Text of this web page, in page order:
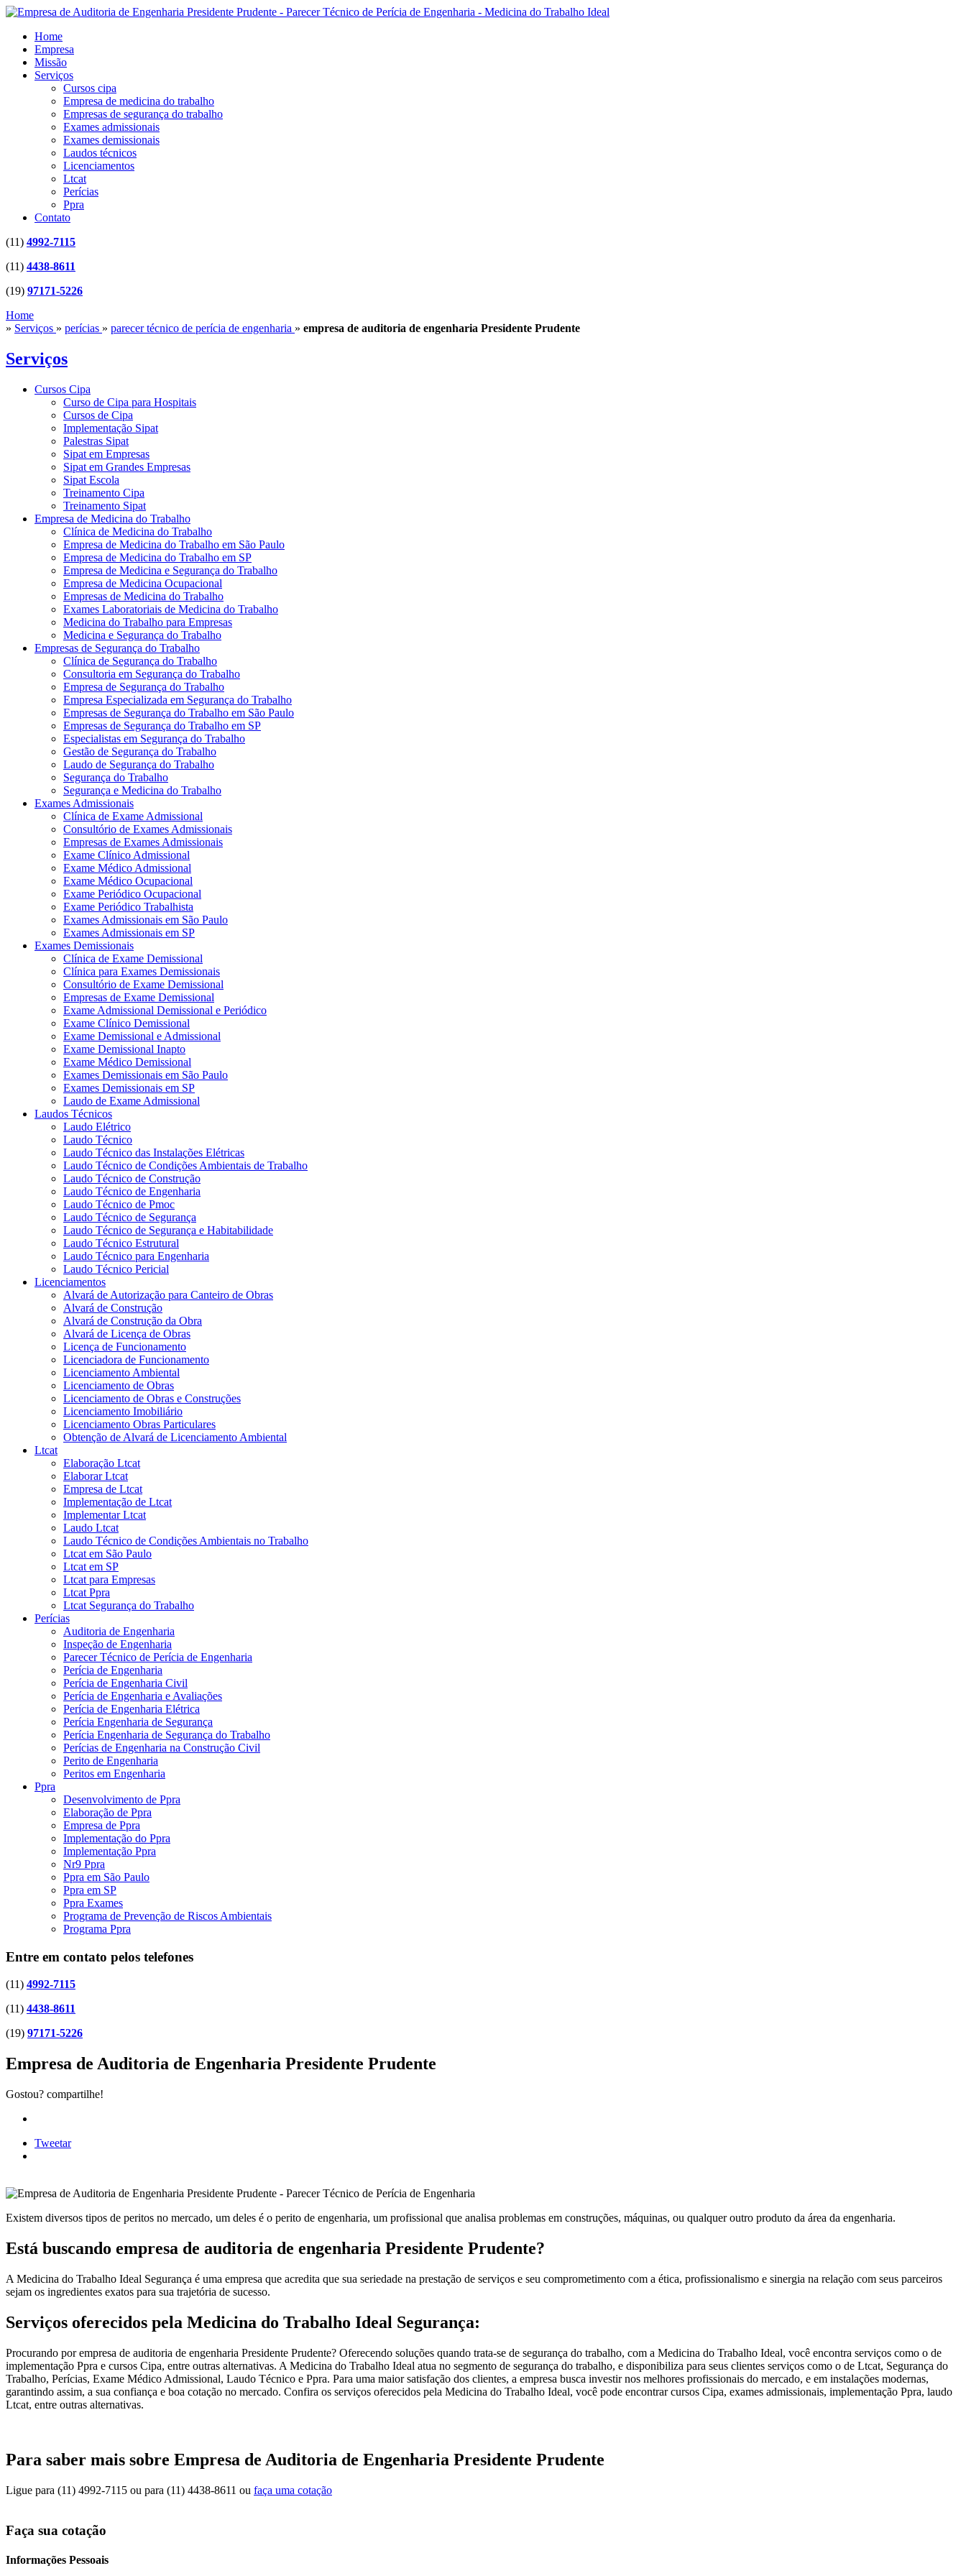
Home
Empresa
Missão
Serviços
Cursos cipa
Empresa de medicina do trabalho
Empresas de segurança do trabalho
Exames admissionais
Exames demissionais
Laudos técnicos
Licenciamentos
Ltcat
Perícias
Ppra
Contato
(11) 4992-7115
(11) 4438-8611
(19) 97171-5226
Home
» Serviços » perícias » parecer técnico de perícia de engenharia » empresa de auditoria de engenharia Presidente Prudente
Serviços
Cursos Cipa
Curso de Cipa para Hospitais
Cursos de Cipa
Implementação Sipat
Palestras Sipat
Sipat em Empresas
Sipat em Grandes Empresas
Sipat Escola
Treinamento Cipa
Treinamento Sipat
Empresa de Medicina do Trabalho
Clínica de Medicina do Trabalho
Empresa de Medicina do Trabalho em São Paulo
Empresa de Medicina do Trabalho em SP
Empresa de Medicina e Segurança do Trabalho
Empresa de Medicina Ocupacional
Empresas de Medicina do Trabalho
Exames Laboratoriais de Medicina do Trabalho
Medicina do Trabalho para Empresas
Medicina e Segurança do Trabalho
Empresas de Segurança do Trabalho
Clínica de Segurança do Trabalho
Consultoria em Segurança do Trabalho
Empresa de Segurança do Trabalho
Empresa Especializada em Segurança do Trabalho
Empresas de Segurança do Trabalho em São Paulo
Empresas de Segurança do Trabalho em SP
Especialistas em Segurança do Trabalho
Gestão de Segurança do Trabalho
Laudo de Segurança do Trabalho
Segurança do Trabalho
Segurança e Medicina do Trabalho
Exames Admissionais
Clínica de Exame Admissional
Consultório de Exames Admissionais
Empresas de Exames Admissionais
Exame Clínico Admissional
Exame Médico Admissional
Exame Médico Ocupacional
Exame Periódico Ocupacional
Exame Periódico Trabalhista
Exames Admissionais em São Paulo
Exames Admissionais em SP
Exames Demissionais
Clínica de Exame Demissional
Clínica para Exames Demissionais
Consultório de Exame Demissional
Empresas de Exame Demissional
Exame Admissional Demissional e Periódico
Exame Clínico Demissional
Exame Demissional e Admissional
Exame Demissional Inapto
Exame Médico Demissional
Exames Demissionais em São Paulo
Exames Demissionais em SP
Laudo de Exame Admissional
Laudos Técnicos
Laudo Elétrico
Laudo Técnico
Laudo Técnico das Instalações Elétricas
Laudo Técnico de Condições Ambientais de Trabalho
Laudo Técnico de Construção
Laudo Técnico de Engenharia
Laudo Técnico de Pmoc
Laudo Técnico de Segurança
Laudo Técnico de Segurança e Habitabilidade
Laudo Técnico Estrutural
Laudo Técnico para Engenharia
Laudo Técnico Pericial
Licenciamentos
Alvará de Autorização para Canteiro de Obras
Alvará de Construção
Alvará de Construção da Obra
Alvará de Licença de Obras
Licença de Funcionamento
Licenciadora de Funcionamento
Licenciamento Ambiental
Licenciamento de Obras
Licenciamento de Obras e Construções
Licenciamento Imobiliário
Licenciamento Obras Particulares
Obtenção de Alvará de Licenciamento Ambiental
Ltcat
Elaboração Ltcat
Elaborar Ltcat
Empresa de Ltcat
Implementação de Ltcat
Implementar Ltcat
Laudo Ltcat
Laudo Técnico de Condições Ambientais no Trabalho
Ltcat em São Paulo
Ltcat em SP
Ltcat para Empresas
Ltcat Ppra
Ltcat Segurança do Trabalho
Perícias
Auditoria de Engenharia
Inspeção de Engenharia
Parecer Técnico de Perícia de Engenharia
Perícia de Engenharia
Perícia de Engenharia Civil
Perícia de Engenharia e Avaliações
Perícia de Engenharia Elétrica
Perícia Engenharia de Segurança
Perícia Engenharia de Segurança do Trabalho
Perícias de Engenharia na Construção Civil
Perito de Engenharia
Peritos em Engenharia
Ppra
Desenvolvimento de Ppra
Elaboração de Ppra
Empresa de Ppra
Implementação do Ppra
Implementação Ppra
Nr9 Ppra
Ppra em São Paulo
Ppra em SP
Ppra Exames
Programa de Prevenção de Riscos Ambientais
Programa Ppra
Entre em contato pelos telefones
(11) 4992-7115
(11) 4438-8611
(19) 97171-5226
Empresa de Auditoria de Engenharia Presidente Prudente
Gostou? compartilhe!
Tweetar
Existem diversos tipos de peritos no mercado, um deles é o perito de engenharia, um profissional que analisa problemas em construções, máquinas, ou qualquer outro produto da área da engenharia.
Está buscando empresa de auditoria de engenharia Presidente Prudente?
A Medicina do Trabalho Ideal Segurança é uma empresa que acredita que sua seriedade na prestação de serviços e seu comprometimento com a ética, profissionalismo e sinergia na relação com seus parceiros
sejam os ingredientes exatos para sua trajetória de sucesso.
Serviços oferecidos pela Medicina do Trabalho Ideal Segurança:
Procurando por empresa de auditoria de engenharia Presidente Prudente? Oferecendo soluções quando trata-se de segurança do trabalho, com a Medicina do Trabalho Ideal, você encontra serviços como o de
implementação Ppra e cursos Cipa, entre outras alternativas. A Medicina do Trabalho Ideal atua no segmento de segurança do trabalho, e disponibiliza para seus clientes serviços como o de Ltcat, Segurança do
Trabalho, Perícias, Exame Médico Admissional, Laudo Técnico e Ppra. Para uma maior satisfação dos clientes, a empresa busca investir nos melhores profissionais do mercado, e em instalações modernas,
garantindo assim, a sua confiança e boa cotação no mercado. Confira os serviços oferecidos pela Medicina do Trabalho Ideal, você pode encontrar cursos Cipa, exames admissionais, implementação Ppra, laudo
Ltcat, entre outras alternativas.
Para saber mais sobre Empresa de Auditoria de Engenharia Presidente Prudente
Ligue para (11) 4992-7115 ou para (11) 4438-8611 ou faça uma cotação
Faça sua cotação
Informações Pessoais